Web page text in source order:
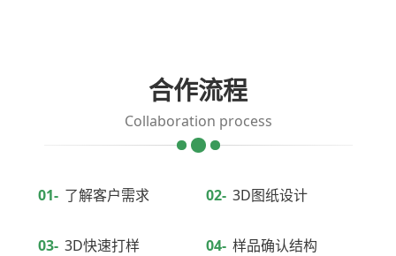
合作流程
Collaboration process
01- 了解客户需求 02- 3D图纸设计
03- 3D快速打样 04- 样品确认结构